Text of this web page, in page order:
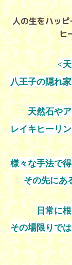
人の生をハッ
ヒ
<
八王子の隠れ
天然石や
レイキヒーリ
様々な手法で
その先にあ
日常に
その場限りで